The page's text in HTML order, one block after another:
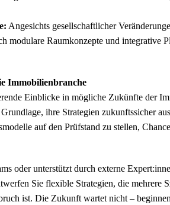
Angesichts gesellschaftlicher
modulare Raumkonzepte und
Immobilienbranche
Einblicke in mögliche Zukünfte der
ihre Strategien zukunftssicher
auf den Prüfstand zu stellen,
oder unterstützt durch externe
Sie flexible Strategien, die mehrere
ist. Die Zukunft wartet nicht –